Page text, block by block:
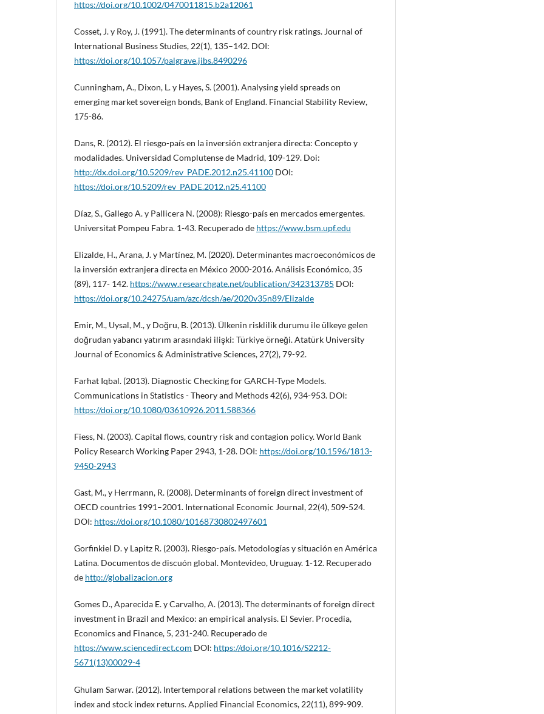
https://doi.org/10.1002/0470011815.b2a12061
Cosset, J. y Roy, J. (1991). The determinants of country risk ratings. Journal of
International Business Studies, 22(1), 135–142. DOI:
https://doi.org/10.1057/palgrave.jibs.8490296
Cunningham, A., Dixon, L. y Hayes, S. (2001). Analysing yield spreads on
emerging market sovereign bonds, Bank of England. Financial Stability Review,
175-86.
Dans, R. (2012). El riesgo-país en la inversión extranjera directa: Concepto y
modalidades. Universidad Complutense de Madrid, 109-129. Doi:
http://dx.doi.org/10.5209/rev_PADE.2012.n25.41100 DOI:
https://doi.org/10.5209/rev_PADE.2012.n25.41100
Díaz, S., Gallego A. y Pallicera N. (2008): Riesgo-país en mercados emergentes.
Universitat Pompeu Fabra. 1-43. Recuperado de https://www.bsm.upf.edu
Elizalde, H., Arana, J. y Martínez, M. (2020). Determinantes macroeconómicos de
la inversión extranjera directa en México 2000-2016. Análisis Económico, 35
(89), 117- 142. https://www.researchgate.net/publication/342313785 DOI:
https://doi.org/10.24275/uam/azc/dcsh/ae/2020v35n89/Elizalde
Emir, M., Uysal, M., y Doğru, B. (2013). Ülkenin risklilik durumu ile ülkeye gelen
doğrudan yabancı yatırım arasındaki ilişki: Türkiye örneği. Atatürk University
Journal of Economics & Administrative Sciences, 27(2), 79-92.
Farhat Iqbal. (2013). Diagnostic Checking for GARCH-Type Models.
Communications in Statistics - Theory and Methods 42(6), 934-953. DOI:
https://doi.org/10.1080/03610926.2011.588366
Fiess, N. (2003). Capital flows, country risk and contagion policy. World Bank
Policy Research Working Paper 2943, 1-28. DOI: https://doi.org/10.1596/1813-
9450-2943
Gast, M., y Herrmann, R. (2008). Determinants of foreign direct investment of
OECD countries 1991–2001. International Economic Journal, 22(4), 509-524.
DOI: https://doi.org/10.1080/10168730802497601
Gorfinkiel D. y Lapitz R. (2003). Riesgo-país. Metodologías y situación en América
Latina. Documentos de discuón global. Montevideo, Uruguay. 1-12. Recuperado
de http://globalizacion.org
Gomes D., Aparecida E. y Carvalho, A. (2013). The determinants of foreign direct
investment in Brazil and Mexico: an empirical analysis. El Sevier. Procedia,
Economics and Finance, 5, 231-240. Recuperado de
https://www.sciencedirect.com DOI: https://doi.org/10.1016/S2212-
5671(13)00029-4
Ghulam Sarwar. (2012). Intertemporal relations between the market volatility
index and stock index returns. Applied Financial Economics, 22(11), 899-909.